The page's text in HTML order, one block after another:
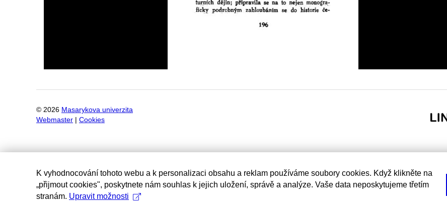
© 2026 Masarykova univerzita
Webmaster
Cookies
K vyhodnocování tohoto webu a k personalizaci obsahu a reklam používáme soubory cookies. Když klikněte na
„přijmout cookies", poskytnete nám souhlas k jejich uložení, správě a analýze. Vaše data neposkytujeme třetím
stranám. Upravit možnosti